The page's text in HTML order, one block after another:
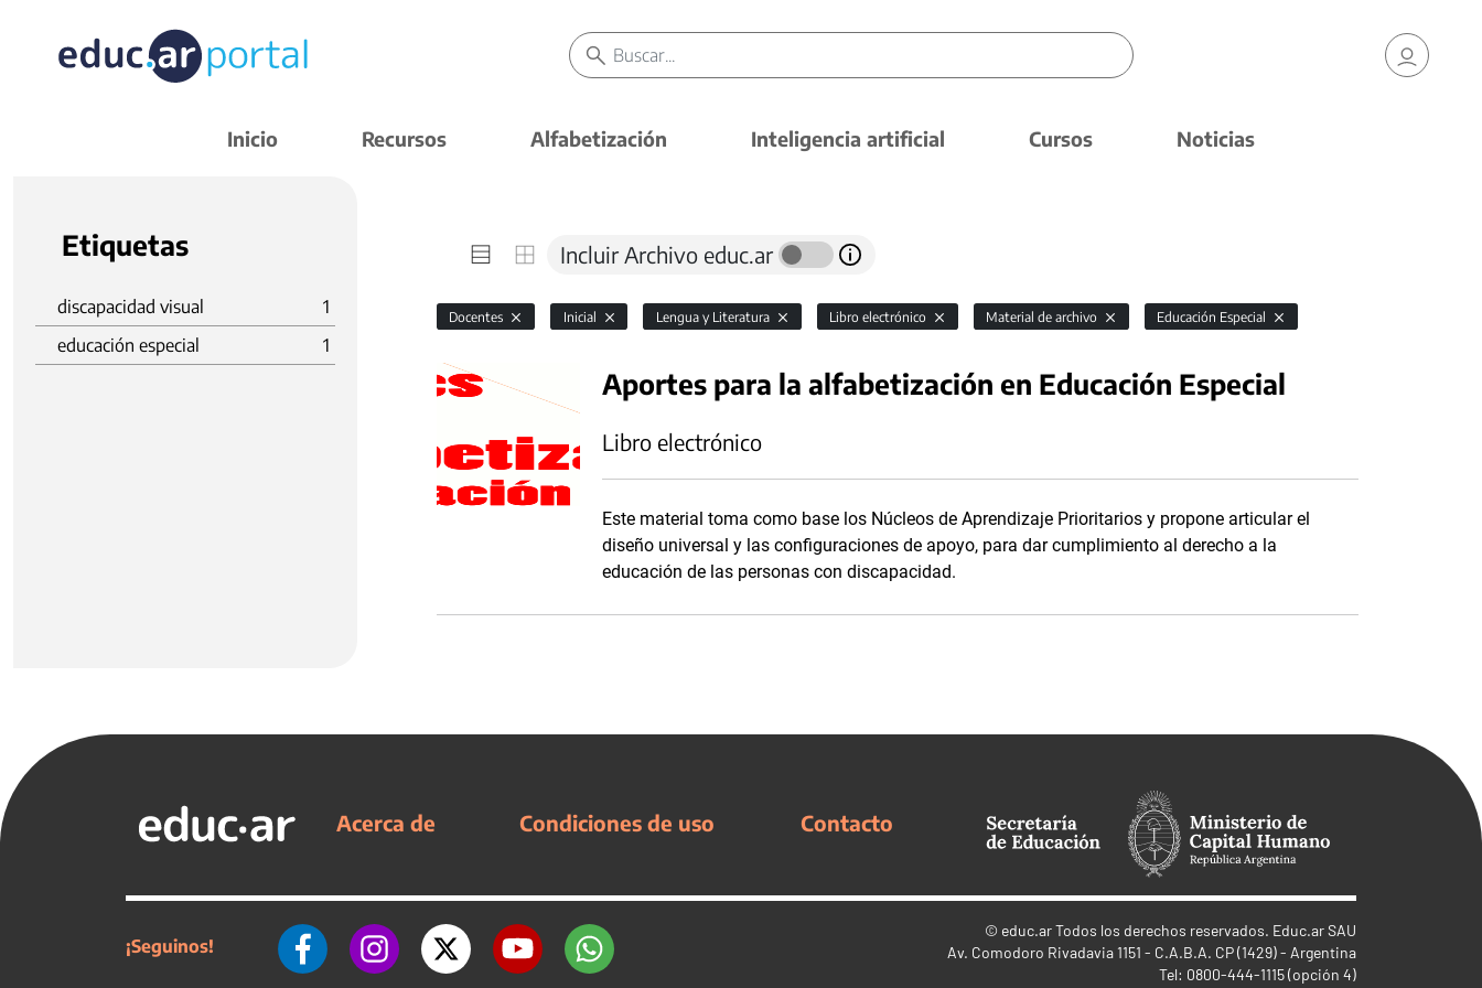
Inicio Recursos Alfabetización Inteligencia artificial Cursos Noticias
Etiquetas
discapacidad visual
1
educación especial
1
Incluir Archivo educ.ar
Docentes Inicial Lengua y Literatura Libro electrónico Material de archivo Educación Especial
Aportes para la alfabetización en Educación Especial
Libro electrónico
Este material toma como base los Núcleos de Aprendizaje Prioritarios y propone articular el
diseño universal y las configuraciones de apoyo, para dar cumplimiento al derecho a la
educación de las personas con discapacidad.
Acerca de Condiciones de uso Contacto
¡Seguinos!
© educ.arTodos los derechos reservados. Educ.ar SAU
Av. Comodoro Rivadavia 1151 - C.A.B.A. CP (1429) - Argentina
Tel: 0800-444-1115 (opción 4)